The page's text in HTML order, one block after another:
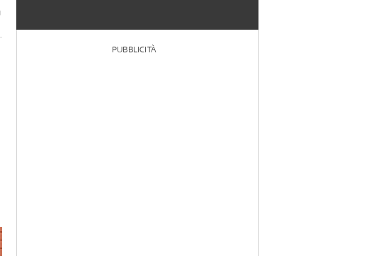
PUBBLICITÀ